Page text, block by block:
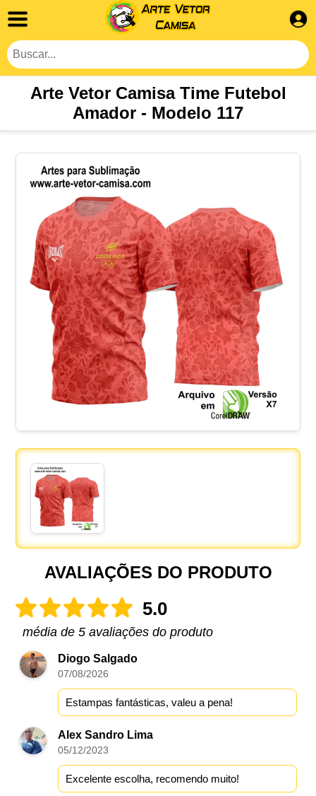
Arte Vetor Camisa Time Futebol
Amador - Modelo 117
AVALIAÇÕES DO PRODUTO
5.0
média de 5 avaliações do produto
Diogo Salgado
07/08/2026
Estampas fantásticas, valeu a pena!
Alex Sandro Lima
05/12/2023
Excelente escolha, recomendo muito!